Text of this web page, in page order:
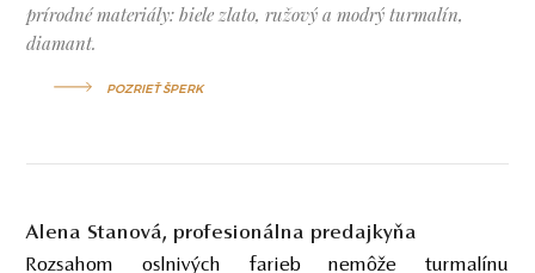
prírodné materiály: biele zlato, ružový a modrý turmalín,
diamant.
POZRIEŤ ŠPERK
Alena Stanová, profesionálna predajkyňa
Rozsahom oslnivých farieb nemôže turmalínu